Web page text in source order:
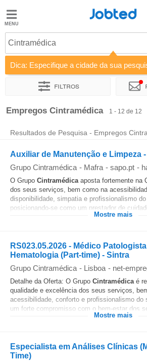
Jobted
Empregos
Salários
Jobted
Cintramédica
Dica: Especifique a cidade da sua
Filtros
Ordenar por Empresa
Empregos Cintramédica 1 - 12 de 12
Resultados de Pesquisa - Empregos
Auxiliar de Manutenção e Limpeza
Grupo Cintramédica - Mafra - sapo.pt -
O Grupo Cintramédicaaposta fortemente na
dos seus serviços, bem como na
disponibilidade, simpatia e profissionalismo
posicionando-se como um prestador de
Mostre mais
RS023.05.2026 - Médico
Hematologia (Part-time) - Sintra
Grupo Cintramédica - Lisboa - net-
Detalhe da Oferta: O Grupo Cintramédicaé
qualidade e excelência dos seus serviços,
acessibilidade, conforto e profissionalismo do
um forte compromisso com o bem-estar dos
Mostre mais
Especialista em Análises Clínicas
Time)